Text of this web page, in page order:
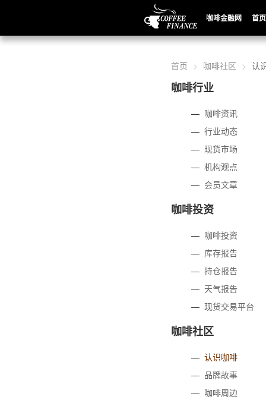
咖啡金融网 首页
首页 咖啡社区 认
咖啡行业
— 咖啡资讯
—行业动态
—现货市场
—机构观点
—会员文章
咖啡投资
— 咖啡投资
— 库存报告
—持仓报告
— 天气报告
—现货交易平台
咖啡社区
—认识咖啡
— 品牌故事
— 咖啡周边